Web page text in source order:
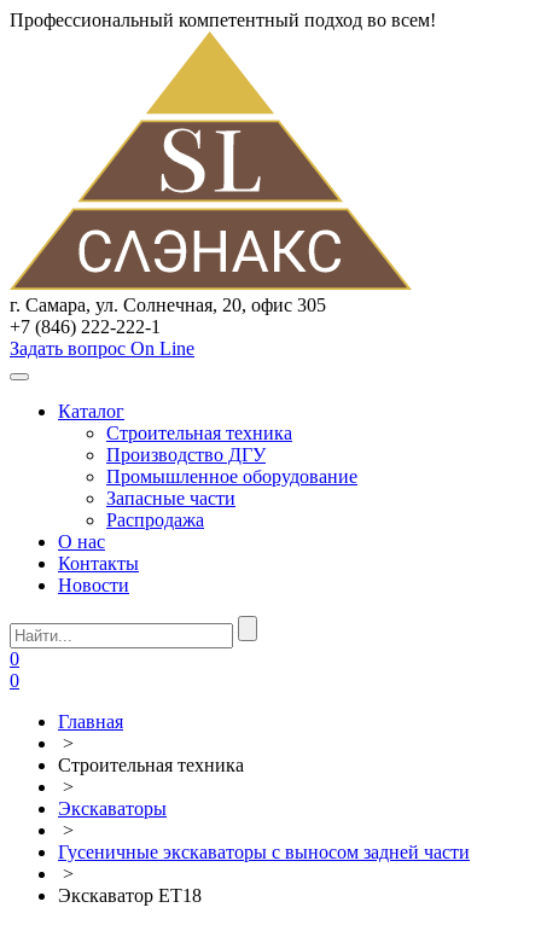
Профессиональный компетентный подход во всем!
г. Самара, ул. Солнечная, 20, офис 305
+7 (846) 222-222-1
Задать вопрос On Line
Каталог
Строительная техника
Производство ДГУ
Промышленное оборудование
Запасные части
Распродажа
О нас
Контакты
Новости
0
0
Главная
>
Строительная техника
>
Экскаваторы
>
Гусеничные экскаваторы с выносом задней части
>
Экскаватор ET18